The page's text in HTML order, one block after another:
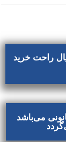
راحت خرید
می‌باشد